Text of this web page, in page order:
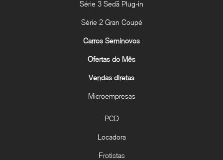
Série 3 Sedã Plug-in
Série 2 Gran Coupé
Carros Seminovos
Ofertas do Mês
Vendas diretas
Microempresas
PCD
Locadora
Frotistas